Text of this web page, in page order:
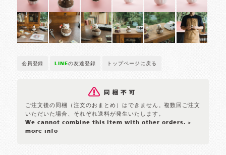
会員登録 LINEの友達登録 トップページに戻る
ご注文後の同梱（注文のおまとめ）はできません。複数回ご注文
いただいた場合、それぞれ送料が発生いたします。
We cannot combine this item with other orders. >
more info